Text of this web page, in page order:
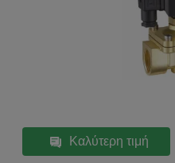
Καλύτερη τιμή